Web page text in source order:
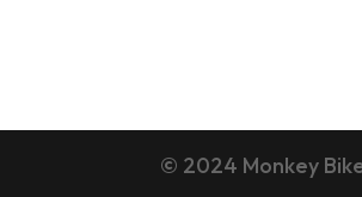
© 2024 Monkey